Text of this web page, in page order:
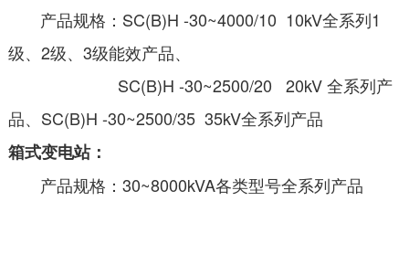
产品规格：SC(B)H -30~4000/10 10kV全系列1
级、2级、3级能效产品、
SC(B)H -30~2500/20 20kV 全系列产
品、SC(B)H -30~2500/35 35kV全系列产品
箱式变电站：
产品规格：30~8000kVA各类型号全系列产品